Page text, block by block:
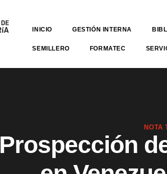
INICIO GESTIÓN INTERNA
SEMILLERO FORMATEC
NOTA
Prospección